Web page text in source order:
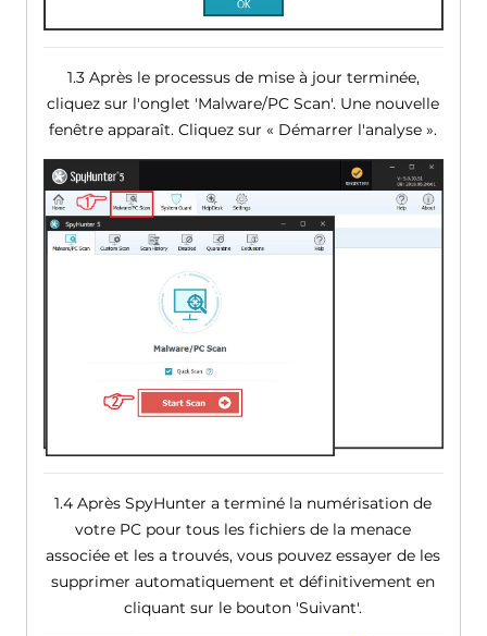
1.3 Après le processus de mise à jour terminée,
cliquez sur l'onglet 'Malware/PC Scan'. Une nouvelle
fenêtre apparaît. Cliquez sur « Démarrer l'analyse ».
1.4 Après SpyHunter a terminé la numérisation de
votre PC pour tous les fichiers de la menace
associée et les a trouvés, vous pouvez essayer de les
supprimer automatiquement et définitivement en
cliquant sur le bouton 'Suivant'.